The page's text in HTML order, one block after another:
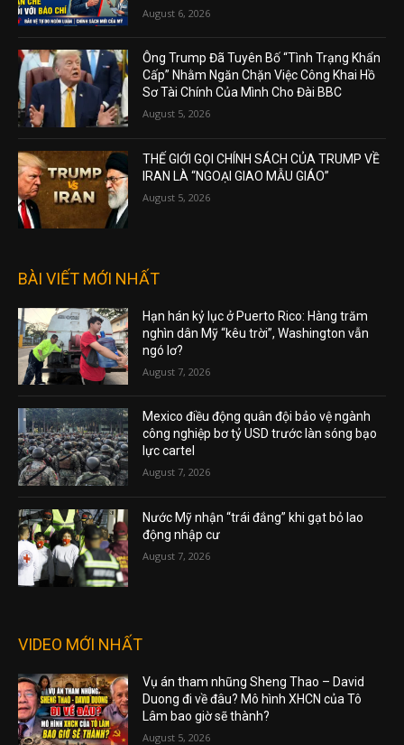
August 6, 2026
Ông Trump Đã Tuyên Bố “Tình Trạng Khẩn
Cấp” Nhằm Ngăn Chặn Việc Công Khai Hồ
Sơ Tài Chính Của Mình Cho Đài BBC
August 5, 2026
THẾ GIỚI GỌI CHÍNH SÁCH CỦA TRUMP VỀ
IRAN LÀ “NGOẠI GIAO MẪU GIÁO”
August 5, 2026
BÀI VIẾT MỚI NHẤT
Hạn hán kỷ lục ở Puerto Rico: Hàng trăm
nghìn dân Mỹ “kêu trời”, Washington vẫn
ngó lơ?
August 7, 2026
Mexico điều động quân đội bảo vệ ngành
công nghiệp bơ tỷ USD trước làn sóng bạo
lực cartel
August 7, 2026
Nước Mỹ nhận “trái đắng” khi gạt bỏ lao
động nhập cư
August 7, 2026
VIDEO MỚI NHẤT
Vụ án tham nhũng Sheng Thao – David
Duong đi về đâu? Mô hình XHCN của Tô
Lâm bao giờ sẽ thành?
August 5, 2026